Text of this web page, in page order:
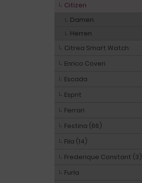
Citizen
Damen
Herren
Citrea Smart Watch
Enrico Coveri
Escada
Esprit
Ferrari
Festina (66)
Fila (14)
Frederique Constant (3)
Furla